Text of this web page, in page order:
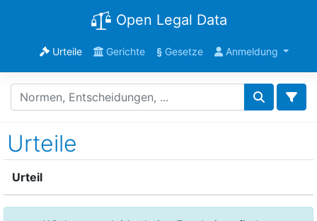
Open Legal Data
Urteile Gerichte §Gesetze Anmeldung
Urteile
Urteil